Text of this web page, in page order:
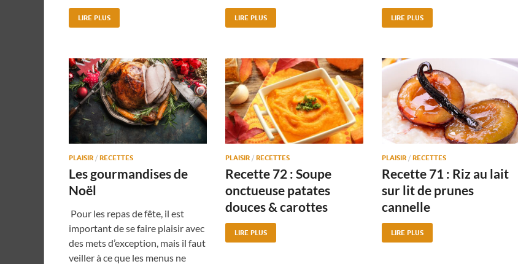
LIRE PLUS LIRE PLUS LIRE PLUS
PLAISIR / RECETTES
Les gourmandises de
Noël
Pour les repas de fête, il est
important de se faire plaisir avec
des mets d’exception, mais il faut
veiller à ce que les menus ne
PLAISIR / RECETTES
Recette 72 : Soupe
onctueuse patates
douces & carottes
LIRE PLUS
PLAISIR / RECETTES
Recette 71 : Riz au lait
sur lit de prunes
cannelle
LIRE PLUS